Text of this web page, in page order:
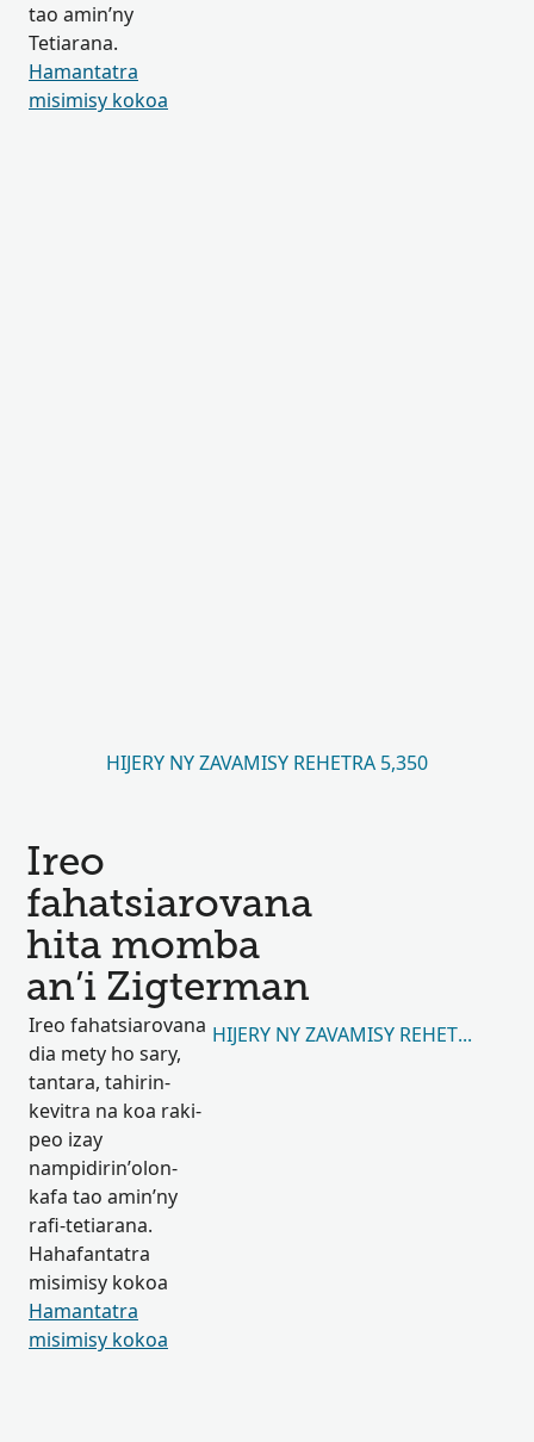
tao amin’ny
Tetiarana.
Hamantatra
misimisy kokoa
HIJERY NY ZAVAMISY REHETRA 5,350
Ireo
fahatsiarovana
hita momba
an’i Zigterman
Ireo fahatsiarovana
dia mety ho sary,
tantara, tahirin-
kevitra na koa raki-
peo izay
nampidirin’olon-
kafa tao amin’ny
rafi-tetiarana.
Hahafantatra
misimisy kokoa
Hamantatra
misimisy kokoa
HIJERY NY ZAVAMISY REHETRA 47